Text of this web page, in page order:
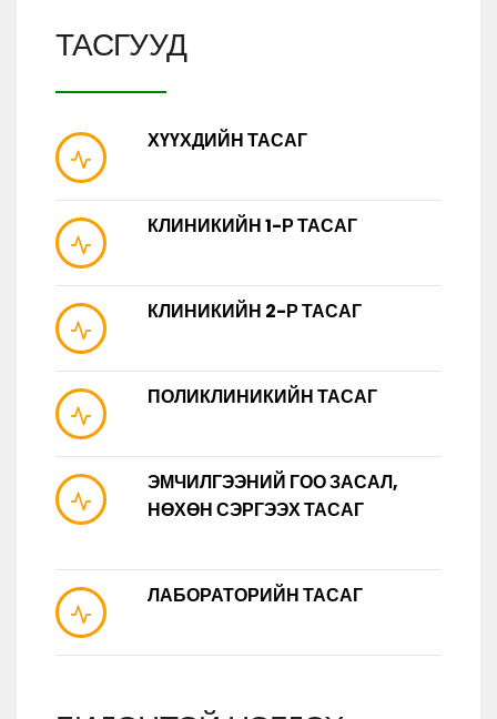
ТАСГУУД
ХҮҮХДИЙН ТАСАГ
КЛИНИКИЙН 1-Р ТАСАГ
КЛИНИКИЙН 2-Р ТАСАГ
ПОЛИКЛИНИКИЙН ТАСАГ
ЭМЧИЛГЭЭНИЙ ГОО ЗАСАЛ,
НӨХӨН СЭРГЭЭХ ТАСАГ
ЛАБОРАТОРИЙН ТАСАГ